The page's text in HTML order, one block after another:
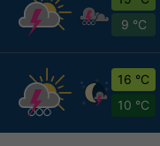
9 °C
16 °C
10 °C